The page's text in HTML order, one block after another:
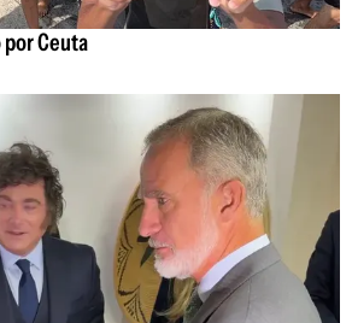
Ceuta